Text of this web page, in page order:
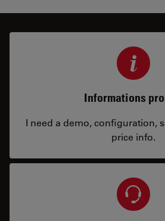
Informations
I need a demo, configuration,
price info.